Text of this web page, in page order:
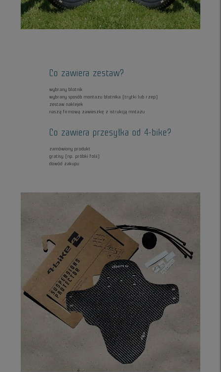
Co zawiera zestaw?
wybrany błotnik
wybrany sposób montażu błotnika (trytki lub rzep)
zestaw naklejek
naszą firmową zawieszkę z istrukcją mntażu
Co zawiera przesyłka od 4-bike?
zamówiony produkt
gratisy (np. próbki folii)
dowód zakupu